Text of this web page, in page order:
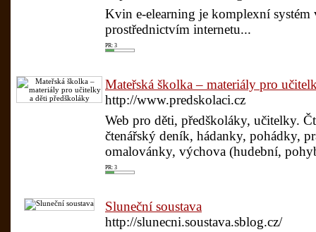
Kvin e-elearning je komplexní systém
prostřednictvím internetu...
PR: 3
Mateřská školka – materiály pro
http://www.predskolaci.cz
Web pro děti, předškoláky, učitelky.
čtenářský deník, hádanky, pohádky,
omalovánky, výchova (hudební,
PR: 3
Sluneční soustava
http://slunecni.soustava.sblog.cz/